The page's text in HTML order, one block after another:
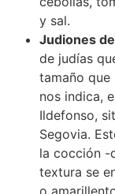
y sal.
Judiones
de judías
tamaño que
nos indica,
Ildefonso,
Segovia.
la cocción -
textura se
o